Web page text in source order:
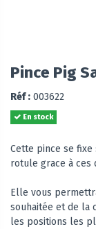
Pince Pig
Réf : 003622
En stock
Cette pince se
rotule grace à ces
Elle vous
souhaitée et de la
les positions les